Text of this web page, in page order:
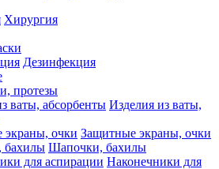
Хирургия
Дезинфекция
протезы
Изделия из ваты,
Защитные экраны, очки
Шапочки, бахилы
Наконечники для